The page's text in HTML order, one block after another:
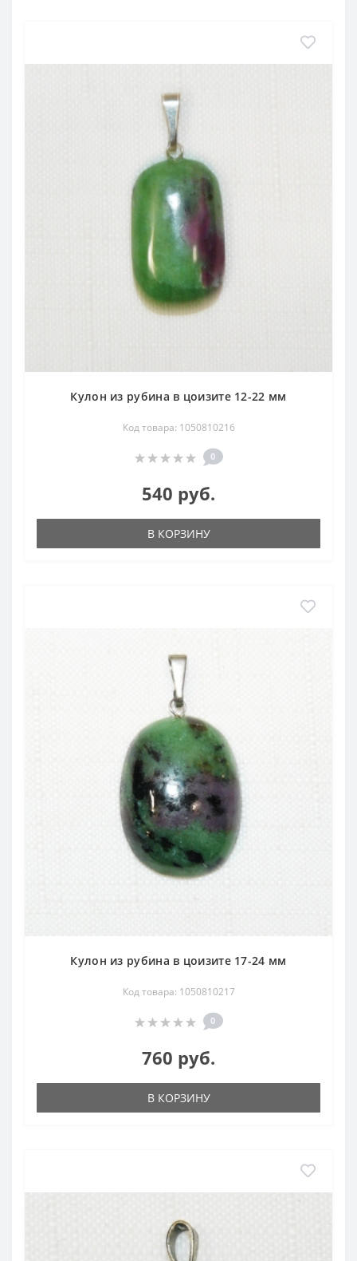
Кулон из рубина в цоизите 12-22 мм
Код товара: 1050810216
0
540 руб.
В КОРЗИНУ
Кулон из рубина в цоизите 17-24 мм
Код товара: 1050810217
0
760 руб.
В КОРЗИНУ